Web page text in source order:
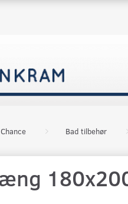
Bad tilbehør